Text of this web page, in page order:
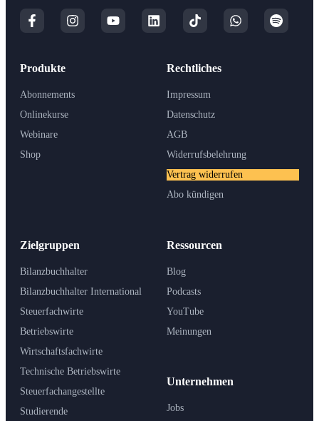
Produkte
Abonnements
Onlinekurse
Webinare
Shop
Zielgruppen
Bilanzbuchhalter
Bilanzbuchhalter International
Steuerfachwirte
Betriebswirte
Wirtschaftsfachwirte
Technische Betriebswirte
Steuerfachangestellte
Studierende
Ressourcen
Blog
Podcasts
YouTube
Meinungen
Unternehmen
Jobs
Rechtliches
Impressum
Datenschutz
AGB
Widerrufsbelehrung
Vertrag widerrufen
Abo kündigen